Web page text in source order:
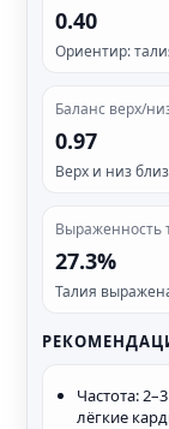
0.40
Ориентир:
Баланс верх/
0.97
Верх и низ
Выраженность
27.3%
Талия
Частота:
лёгкие